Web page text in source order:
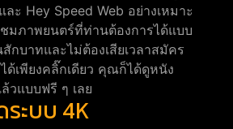
ะ Hey Speed Web อย่างเหมาะ
มภาพยนตร์ที่ท่านต้องการได้แบบ
สักบาทและไม่ต้องเสียเวลาสมัคร
ด้เพียงคลิ๊กเดียว คุณก็ได้ดูหนัง
วแบบฟรี ๆ เลย
ะบบ 4K